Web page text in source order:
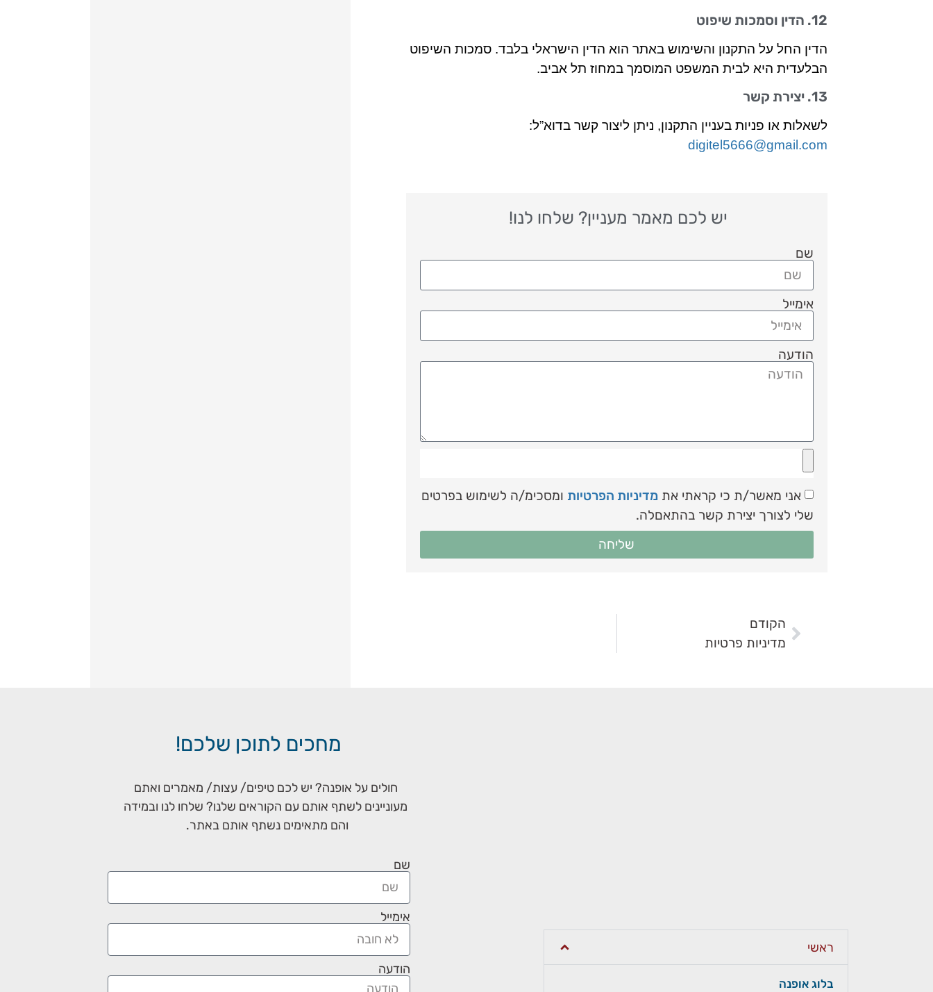
12. הדין וסמכות שיפוט
הדין החל על התקנון והשימוש באתר הוא הדין הישראלי בלבד. סמכות השיפוט
הבלעדית היא לבית המשפט המוסמך במחוז תל אביב.
13. יצירת קשר
לשאלות או פניות בעניין התקנון, ניתן ליצור קשר בדוא”ל:
digitel5666@gmail.com
יש לכם מאמר מעניין? שלחו לנו!
שם
אימייל
הודעה
אני מאשר/ת כי קראתי את מדיניות הפרטיות ומסכימ/ה לשימוש בפרטים
שלי לצורך יצירת קשר בהתאםלה.
שליחה
הקודם
מדיניות פרטיות
ראשי
בלוג אופנה
מחכים לתוכן שלכם!
חולים על אופנה? יש לכם טיפים/ עצות/ מאמרים ואתם
מעוניינים לשתף אותם עם הקוראים שלנו? שלחו לנו ובמידה
והם מתאימים נשתף אותם באתר.
שם
אימייל
הודעה